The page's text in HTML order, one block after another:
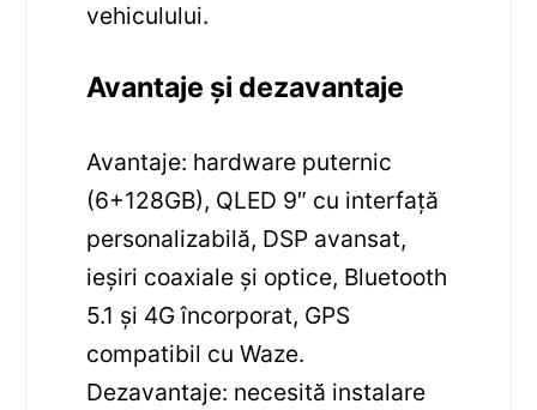
vehiculului.
Avantaje și dezavantaje
Avantaje: hardware puternic
(6+128GB), QLED 9″ cu interfață
personalizabilă, DSP avansat,
ieșiri coaxiale și optice, Bluetooth
5.1 și 4G încorporat, GPS
compatibil cu Waze.
Dezavantaje: necesită instalare